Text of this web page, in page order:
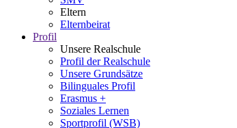
Eltern
Elternbeirat
Profil
Unsere Realschule
Profil der Realschule
Unsere Grundsätze
Bilinguales Profil
Erasmus +
Soziales Lernen
Sportprofil (WSB)